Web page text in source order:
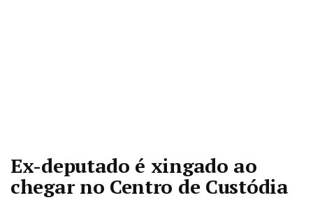
Ex-deputado é xingado ao
chegar no Centro de Custódia